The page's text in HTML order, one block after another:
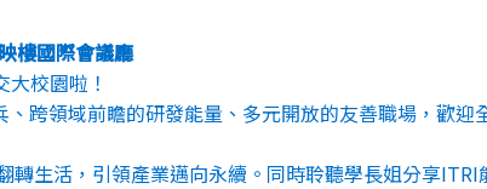
映樓國際會議廳
校園啦！
跨領域前瞻的研發能量、多元開放的友善職場， 歡迎
轉生活 ，引領產業邁向永續。同時聆聽學長姐分享ITRI